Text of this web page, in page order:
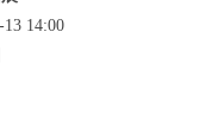
13 14:00